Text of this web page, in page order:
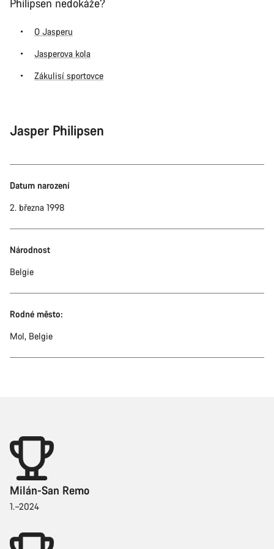
Philipsen nedokáže?
O Jasperu
Jasperova kola
Zákulisí sportovce
Jasper Philipsen
Datum narození
2. března 1998
Národnost
Belgie
Rodné město:
Mol, Belgie
Milán-San Remo
1.–2024